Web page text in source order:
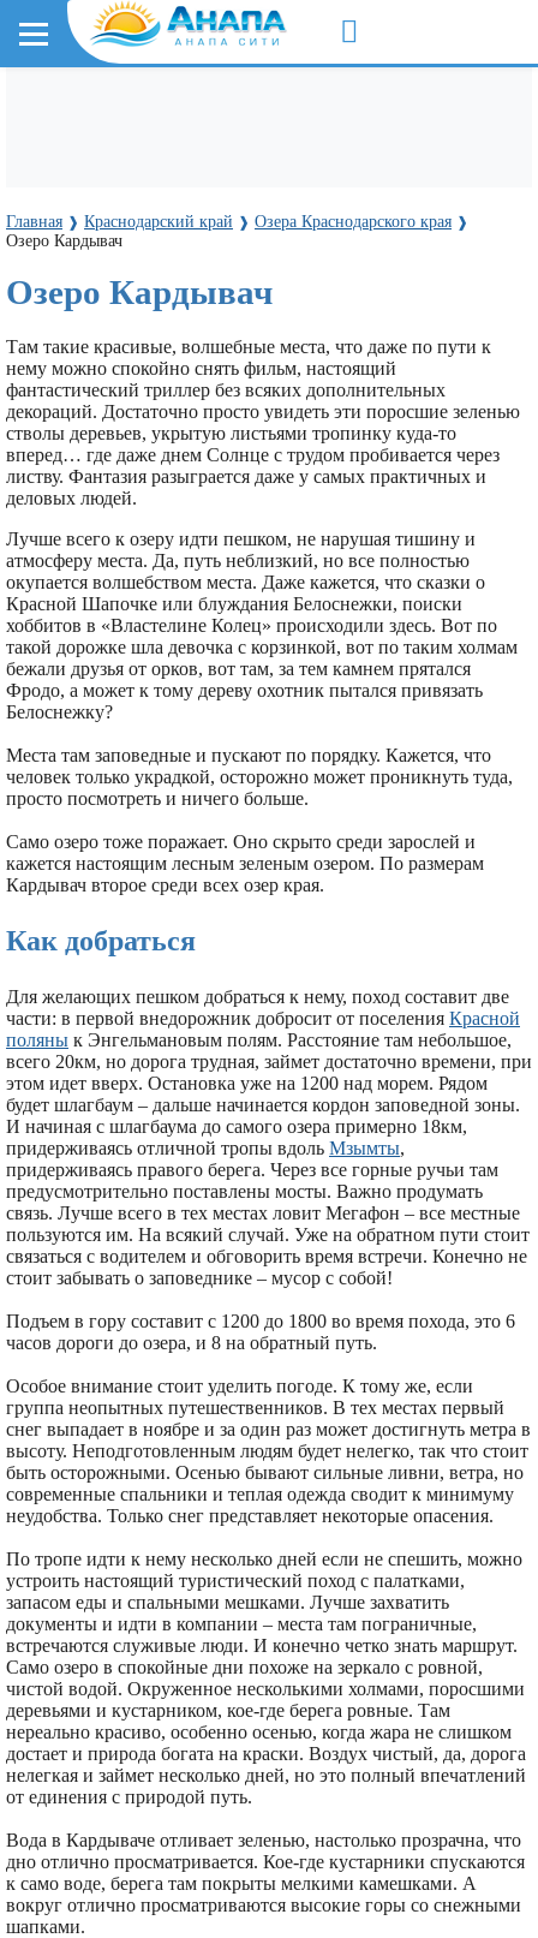
Главная ❱ Краснодарский край ❱ Озера Краснодарского края ❱
Озеро Кардывач
Озеро Кардывач
Там такие красивые, волшебные места, что даже по пути к
нему можно спокойно снять фильм, настоящий
фантастический триллер без всяких дополнительных
декораций. Достаточно просто увидеть эти поросшие зеленью
стволы деревьев, укрытую листьями тропинку куда-то
вперед… где даже днем Солнце с трудом пробивается через
листву. Фантазия разыграется даже у самых практичных и
деловых людей.
Лучше всего к озеру идти пешком, не нарушая тишину и
атмосферу места. Да, путь неблизкий, но все полностью
окупается волшебством места. Даже кажется, что сказки о
Красной Шапочке или блуждания Белоснежки, поиски
хоббитов в «Властелине Колец» происходили здесь. Вот по
такой дорожке шла девочка с корзинкой, вот по таким холмам
бежали друзья от орков, вот там, за тем камнем прятался
Фродо, а может к тому дереву охотник пытался привязать
Белоснежку?
Места там заповедные и пускают по порядку. Кажется, что
человек только украдкой, осторожно может проникнуть туда,
просто посмотреть и ничего больше.
Само озеро тоже поражает. Оно скрыто среди зарослей и
кажется настоящим лесным зеленым озером. По размерам
Кардывач второе среди всех озер края.
Как добраться
Для желающих пешком добраться к нему, поход составит две
части: в первой внедорожник добросит от поселения Красной
поляны к Энгельмановым полям. Расстояние там небольшое,
всего 20км, но дорога трудная, займет достаточно времени, при
этом идет вверх. Остановка уже на 1200 над морем. Рядом
будет шлагбаум – дальше начинается кордон заповедной зоны.
И начиная с шлагбаума до самого озера примерно 18км,
придерживаясь отличной тропы вдоль Мзымты,
придерживаясь правого берега. Через все горные ручьи там
предусмотрительно поставлены мосты. Важно продумать
связь. Лучше всего в тех местах ловит Мегафон – все местные
пользуются им. На всякий случай. Уже на обратном пути стоит
связаться с водителем и обговорить время встречи. Конечно не
стоит забывать о заповеднике – мусор с собой!
Подъем в гору составит с 1200 до 1800 во время похода, это 6
часов дороги до озера, и 8 на обратный путь.
Особое внимание стоит уделить погоде. К тому же, если
группа неопытных путешественников. В тех местах первый
снег выпадает в ноябре и за один раз может достигнуть метра в
высоту. Неподготовленным людям будет нелегко, так что стоит
быть осторожными. Осенью бывают сильные ливни, ветра, но
современные спальники и теплая одежда сводит к минимуму
неудобства. Только снег представляет некоторые опасения.
По тропе идти к нему несколько дней если не спешить, можно
устроить настоящий туристический поход с палатками,
запасом еды и спальными мешками. Лучше захватить
документы и идти в компании – места там пограничные,
встречаются служивые люди. И конечно четко знать маршрут.
Само озеро в спокойные дни похоже на зеркало с ровной,
чистой водой. Окруженное несколькими холмами, поросшими
деревьями и кустарником, кое-где берега ровные. Там
нереально красиво, особенно осенью, когда жара не слишком
достает и природа богата на краски. Воздух чистый, да, дорога
нелегкая и займет несколько дней, но это полный впечатлений
от единения с природой путь.
Вода в Кардываче отливает зеленью, настолько прозрачна, что
дно отлично просматривается. Кое-где кустарники спускаются
к само воде, берега там покрыты мелкими камешками. А
вокруг отлично просматриваются высокие горы со снежными
шапками.